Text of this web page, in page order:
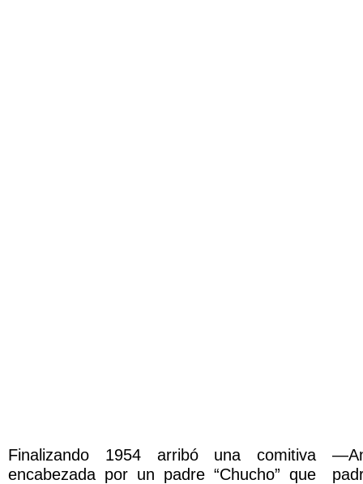
Finalizando 1954 arribó una comitiva
encabezada por un padre “Chucho” que